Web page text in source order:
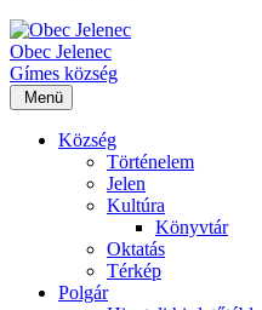
Obec Jelenec
Gímes község
Menü
Község
Történelem
Jelen
Kultúra
Könyvtár
Oktatás
Térkép
Polgár